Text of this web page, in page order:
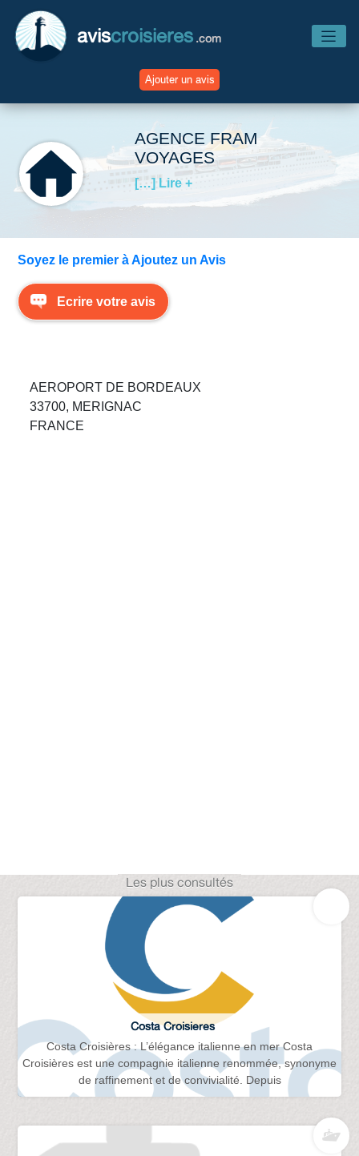
aviscroisieres .com
Ajouter un avis
Accueil
Avis Compagnies
Avis Escales
AGENCE FRAM
VOYAGES
[…] Lire +
Soyez le premier à Ajoutez un Avis
Ecrire votre avis
AEROPORT DE BORDEAUX
33700, MERIGNAC
FRANCE
Les plus consultés
Costa Croisieres
Costa Croisières : L’élégance italienne en mer Costa
Croisières est une compagnie italienne renommée, synonyme
de raffinement et de convivialité. Depuis